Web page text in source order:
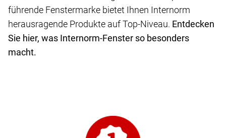
führende Fenstermarke bietet Ihnen Internorm
herausragende Produkte auf Top-Niveau. Entdecken
Sie hier, was Internorm-Fenster so besonders
macht.